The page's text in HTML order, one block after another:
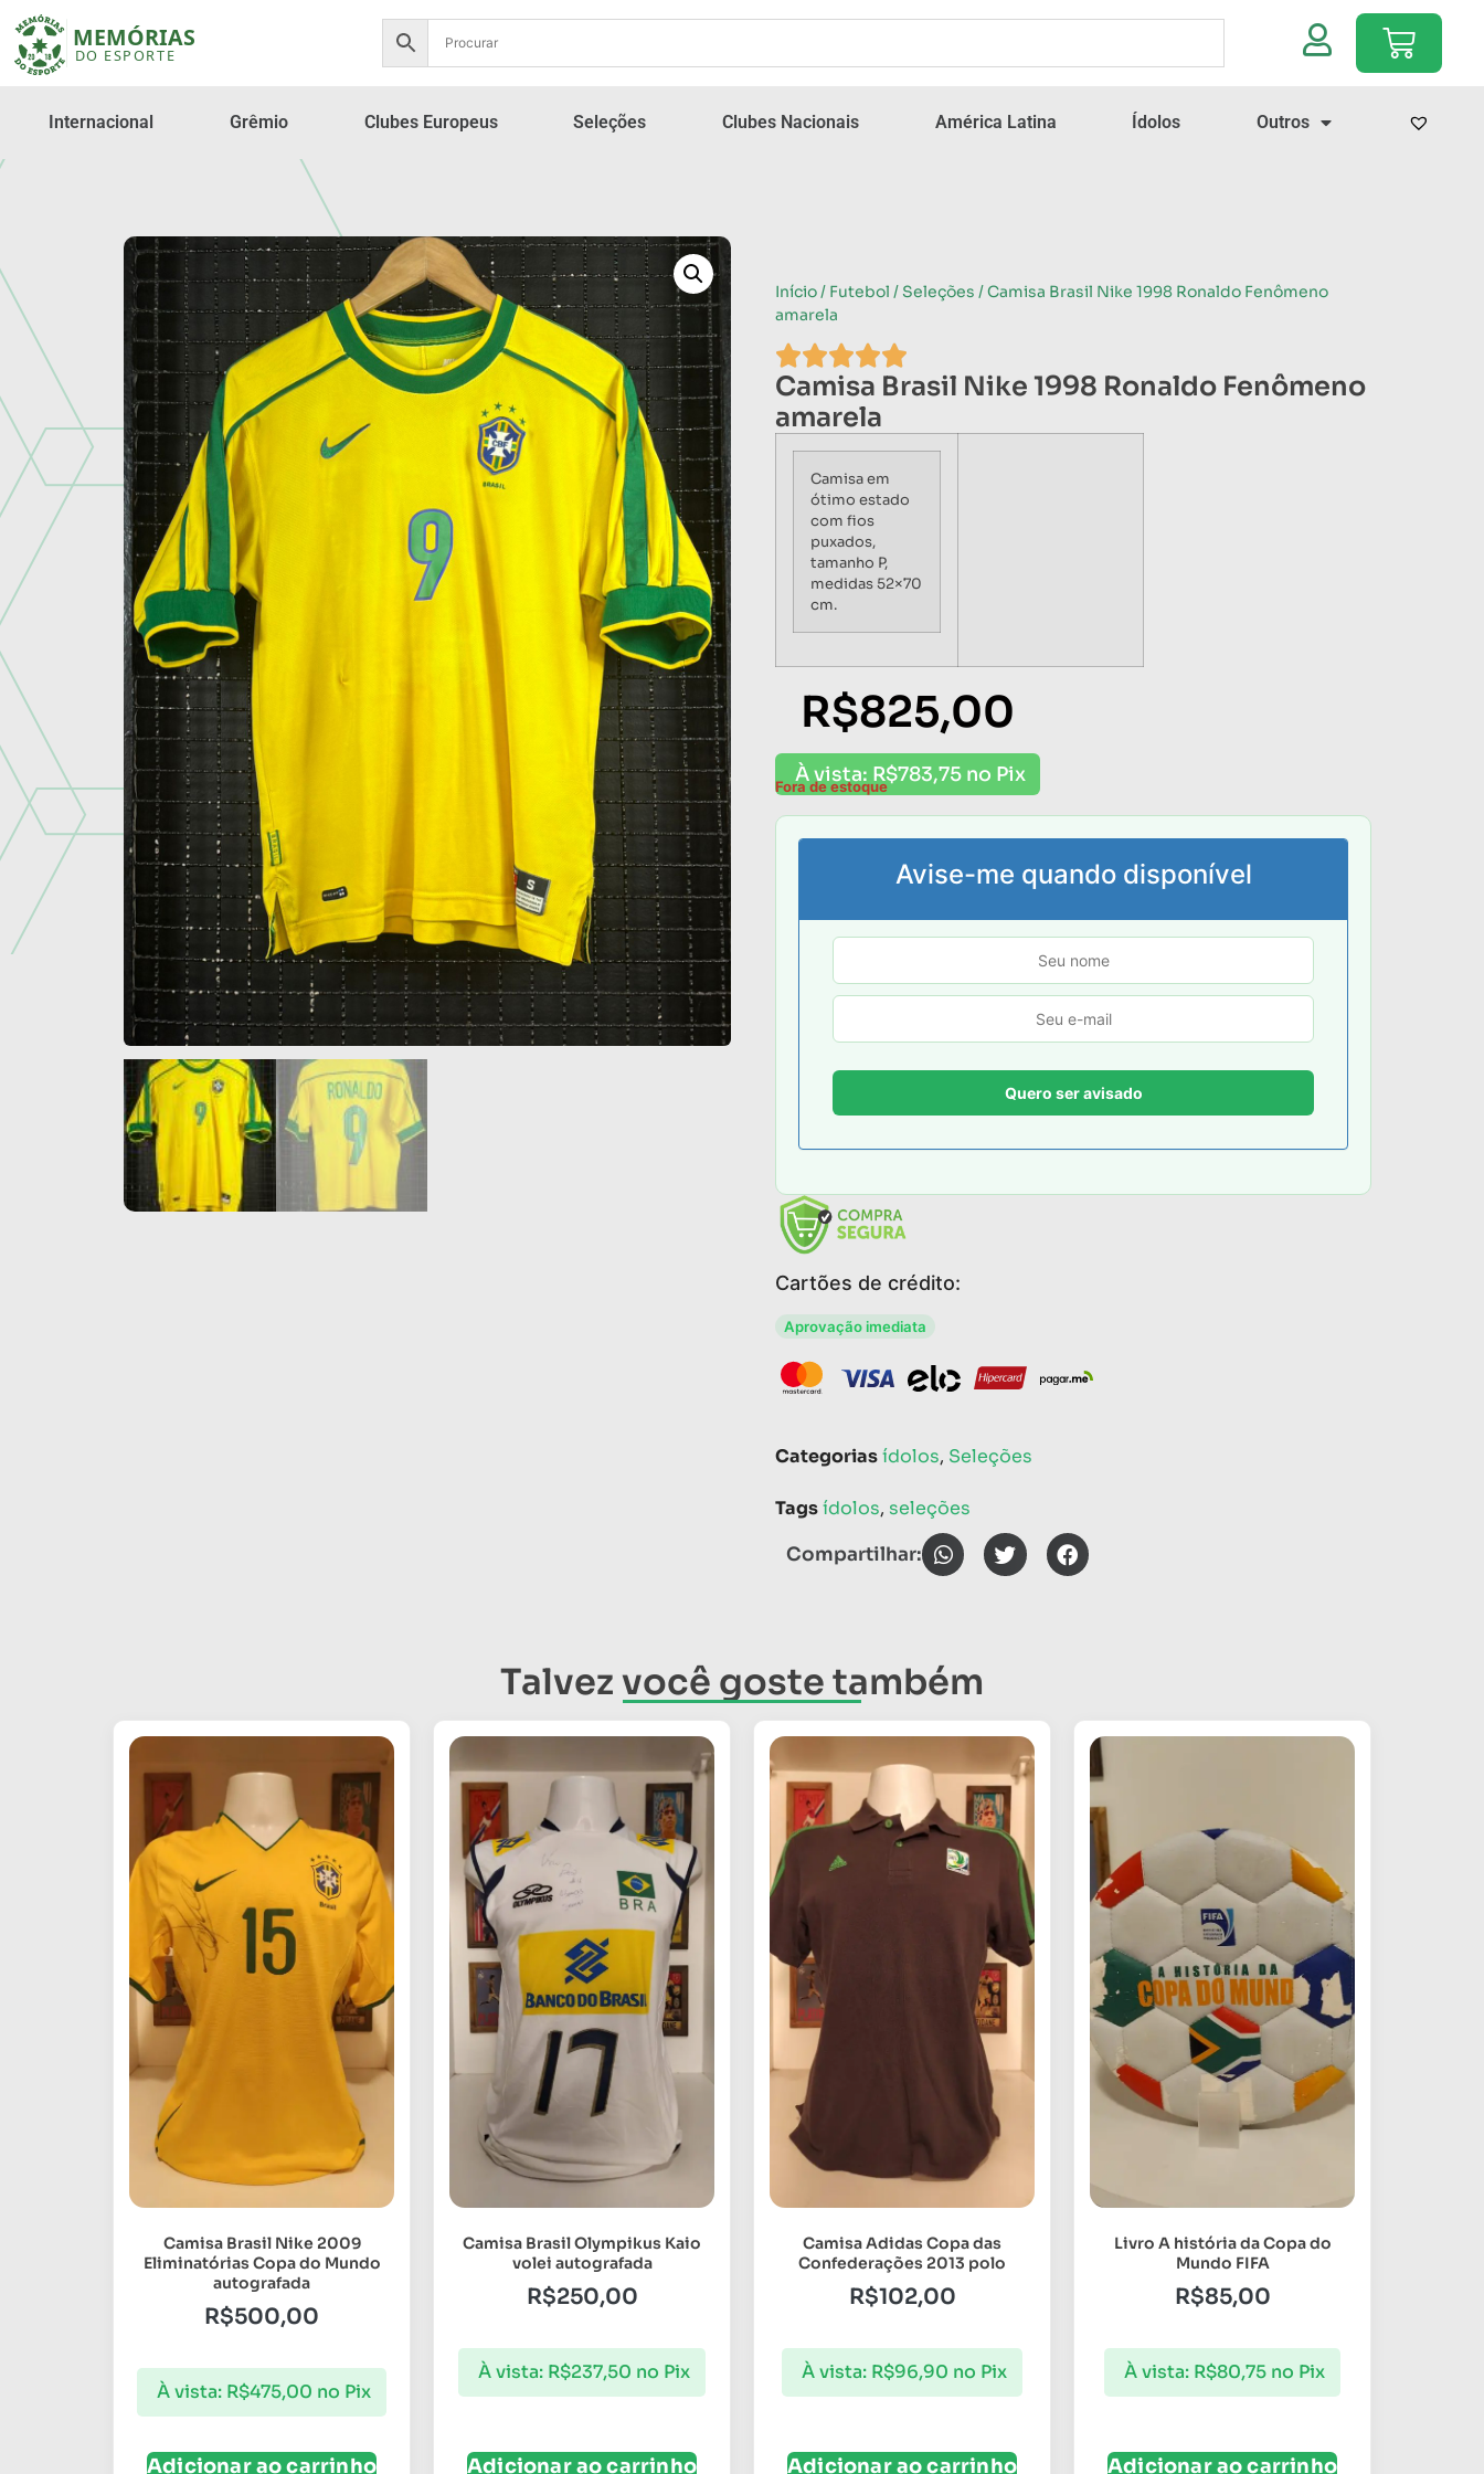
Internacional Grêmio Clubes Europeus Seleções Clubes Nacionais América Latina Ídolos Outros
Início/ Futebol /Seleções / Camisa Brasil Nike 1998 Ronaldo Fenômeno
amarela
Camisa Brasil Nike 1998 Ronaldo Fenômeno
amarela
Camisa em
ótimo estado
com fios
puxados,
tamanho P,
medidas 52×70
cm.
R$825,00
À vista: R$783,75 no Pix
Fora de estoque
Avise-me quando disponível
Cartões de crédito:
Aprovação imediata
Categoriasídolos, Seleções
Tagsídolos, seleções
Compartilhar:
Talvez você goste também
Camisa Brasil Nike 2009
Eliminatórias Copa do Mundo
autografada
R$500,00
À vista: R$475,00 no Pix
Adicionar ao carrinho
Camisa Brasil Olympikus Kaio
volei autografada
R$250,00
À vista: R$237,50 no Pix
Adicionar ao carrinho
Camisa Adidas Copa das
Confederações 2013 polo
R$102,00
À vista: R$96,90 no Pix
Adicionar ao carrinho
Livro A história da Copa do
Mundo FIFA
R$85,00
À vista: R$80,75 no Pix
Adicionar ao carrinho